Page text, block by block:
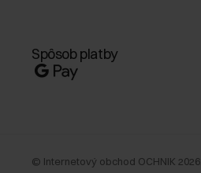
Spôsob platby
© Internetový obchod OCHNIK 2026